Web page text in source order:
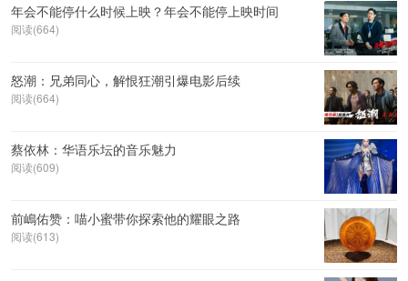
年会不能停什么时候上映？年会不能停上映时间
阅读(664)
怒潮：兄弟同心，解恨狂潮引爆电影后续
阅读(664)
蔡依林：华语乐坛的音乐魅力
阅读(609)
前嶋佑赞：喵小蜜带你探索他的耀眼之路
阅读(613)